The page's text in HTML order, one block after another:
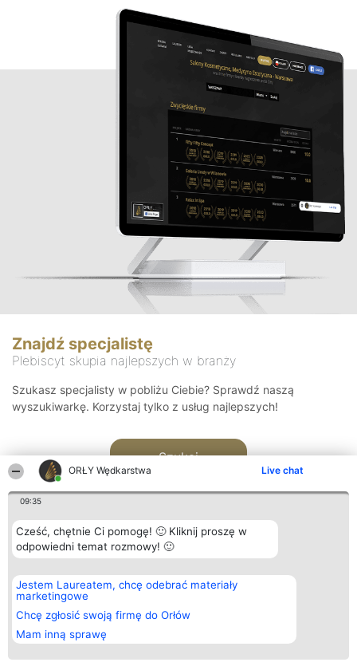
ORŁY Wędkarstwa Live chat
09:35
Cześć, chętnie Ci pomogę! 🙂 Kliknij proszę w
odpowiedni temat rozmowy! 🙂
Jestem Laureatem, chcę odebrać materiały
marketingowe
Chcę zgłosić swoją firmę do Orłów
Mam inną sprawę
Znajdź specjalistę
Plebiscyt skupia najlepszych w branży
Szukasz specjalisty w pobliżu Ciebie? Sprawdź naszą
wyszukiwarkę. Korzystaj tylko z usług najlepszych!
Szukaj
Organizator plebiscytu
Bright Side Solutions sp. z o.
o. sp. k.
ul. Ruska 22
Wrocław 50-079
KRS 0000749100 | Regon
381313360 | NIP 8943132676
Plebiscyt
Laureaci
wszystkich
Laureatów
Regulamin
Kontakt
Kontakt